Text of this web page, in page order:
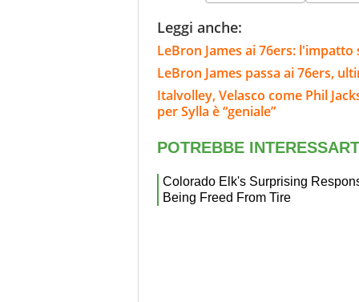
Leggi anche:
LeBron James ai 76ers:
LeBron James passa ai 76ers,
Italvolley, Velasco come Phil
per Sylla è “geniale”